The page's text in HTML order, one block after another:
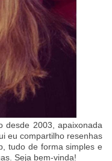
desde 2003, apaixonada
eu compartilho resenhas
tudo de forma simples e
Seja bem-vinda!